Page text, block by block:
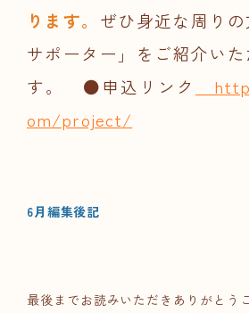
ります。 ぜひ身近な周り
サポーター」をご紹介い
す。 ●申込リンク
om/project/
6月編集後記
最後までお読みいただきありがとう